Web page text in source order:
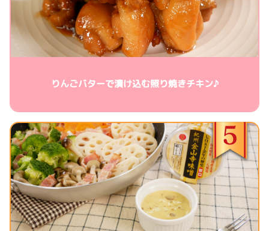
りんごバターで漬け込む照り焼きチキン♪